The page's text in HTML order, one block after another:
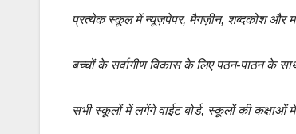
प्रत्येक स्कूल में न्यूज़पेपर, मैगज़ीन, शब्दकोश और
बच्चों के सर्वागीण विकास के लिए पठन-पाठन के
सभी स्कूलों में लगेंगे वाईट बोर्ड, स्कूलों की कक्षाओं